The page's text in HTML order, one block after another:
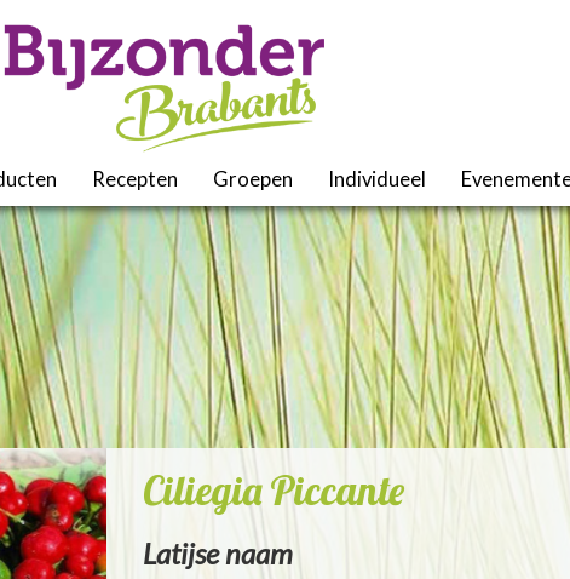
Recepten Groepen Individueel
Ciliegia Piccante
Latijse naam